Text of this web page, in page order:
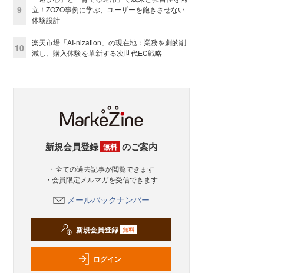
9
立！ZOZO事例に学ぶ、ユーザーを飽きさせない
体験設計
10
楽天市場「AI-nization」の現在地：業務を劇的削
減し、購入体験を革新する次世代EC戦略
新規会員登録 無料 のご案内
・全ての過去記事が閲覧できます
・会員限定メルマガを受信できます
メールバックナンバー
新規会員登録 無料
ログイン